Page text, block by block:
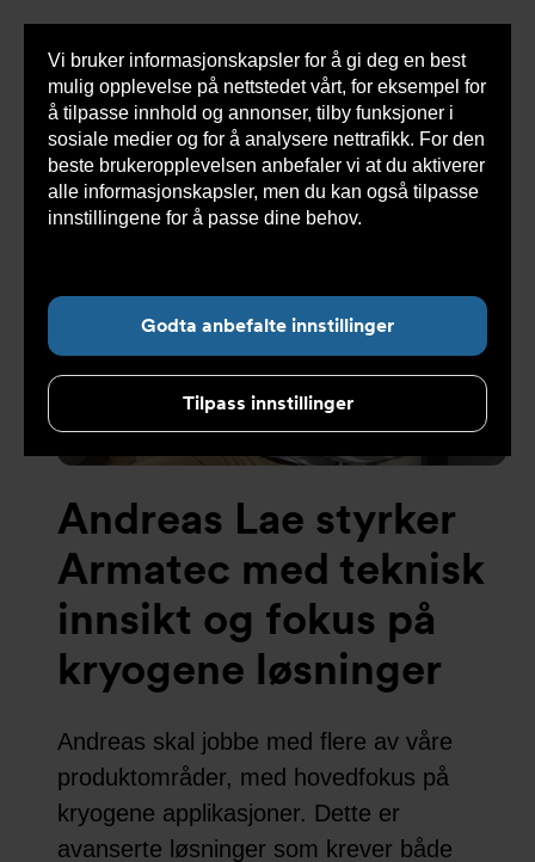
Vi bruker informasjonskapsler for å gi deg en best
mulig opplevelse på nettstedet vårt, for eksempel for
å tilpasse innhold og annonser, tilby funksjoner i
sosiale medier og for å analysere nettrafikk. For den
beste brukeropplevelsen anbefaler vi at du aktiverer
alle informasjonskapsler, men du kan også tilpasse
innstillingene for å passe dine behov.
Godta anbefalte innstillinger
Tilpass innstillinger
Undernavigasjon for ”Om oss”
Andreas Lae styrker
Armatec med teknisk
innsikt og fokus på
kryogene løsninger
Andreas skal jobbe med flere av våre
produktområder, med hovedfokus på
kryogene applikasjoner. Dette er
avanserte løsninger som krever både